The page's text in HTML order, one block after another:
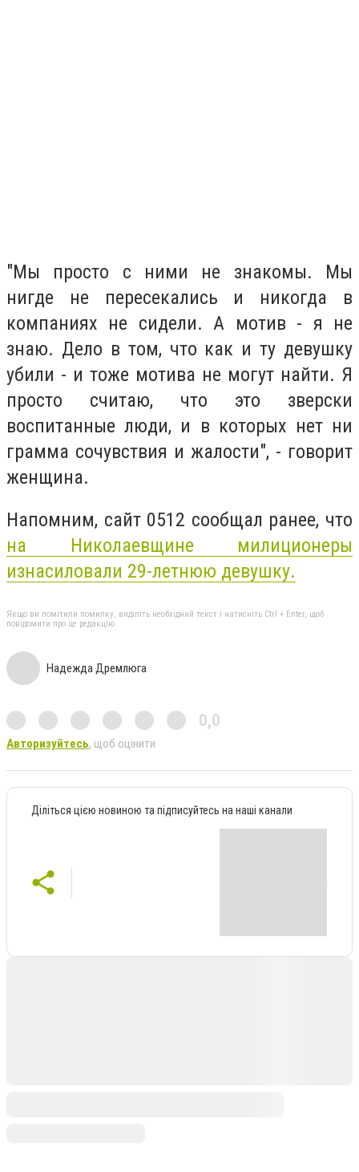
"Мы просто с ними не знакомы. Мы
нигде не пересекались и никогда в
компаниях не сидели. А мотив - я не
знаю. Дело в том, что как и ту девушку
убили - и тоже мотива не могут найти. Я
просто считаю, что это зверски
воспитанные люди, и в которых нет ни
грамма сочувствия и жалости", - говорит
женщина.
Напомним, сайт 0512 сообщал ранее, что
на Николаевщине милиционеры
изнасиловали 29-летнюю девушку.
Якщо ви помітили помилку, виділіть необхідний текст і натисніть Ctrl + Enter, щоб
повідомити про це редакцію
Надежда Дремлюга
0,0
Авторизуйтесь, щоб оцінити
Діліться цією новиною та підписуйтесь на наші канали